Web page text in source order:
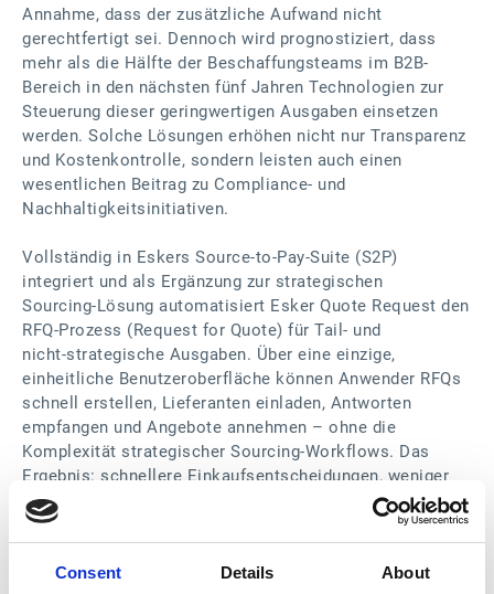
Consent Details About
Annahme, dass der zusätzliche Aufwand nicht
gerechtfertigt sei. Dennoch wird prognostiziert, dass
mehr als die Hälfte der Beschaffungsteams im B2B-
Bereich in den nächsten fünf Jahren Technologien zur
Steuerung dieser geringwertigen Ausgaben einsetzen
werden. Solche Lösungen erhöhen nicht nur Transparenz
und Kostenkontrolle, sondern leisten auch einen
wesentlichen Beitrag zu Compliance‑ und
Nachhaltigkeitsinitiativen.
Vollständig in Eskers Source‑to‑Pay‑Suite (S2P)
integriert und als Ergänzung zur strategischen
Sourcing‑Lösung automatisiert Esker Quote Request den
RFQ‑Prozess (Request for Quote) für Tail‑ und
nicht‑strategische Ausgaben. Über eine einzige,
einheitliche Benutzeroberfläche können Anwender RFQs
schnell erstellen, Lieferanten einladen, Antworten
empfangen und Angebote annehmen – ohne die
Komplexität strategischer Sourcing‑Workflows. Das
Ergebnis: schnellere Einkaufsentscheidungen, weniger
manueller Aufwand und verbesserte Compliance im
gesamten Unternehmen.
„Teams aus den Bereichen Procurement, Finance und